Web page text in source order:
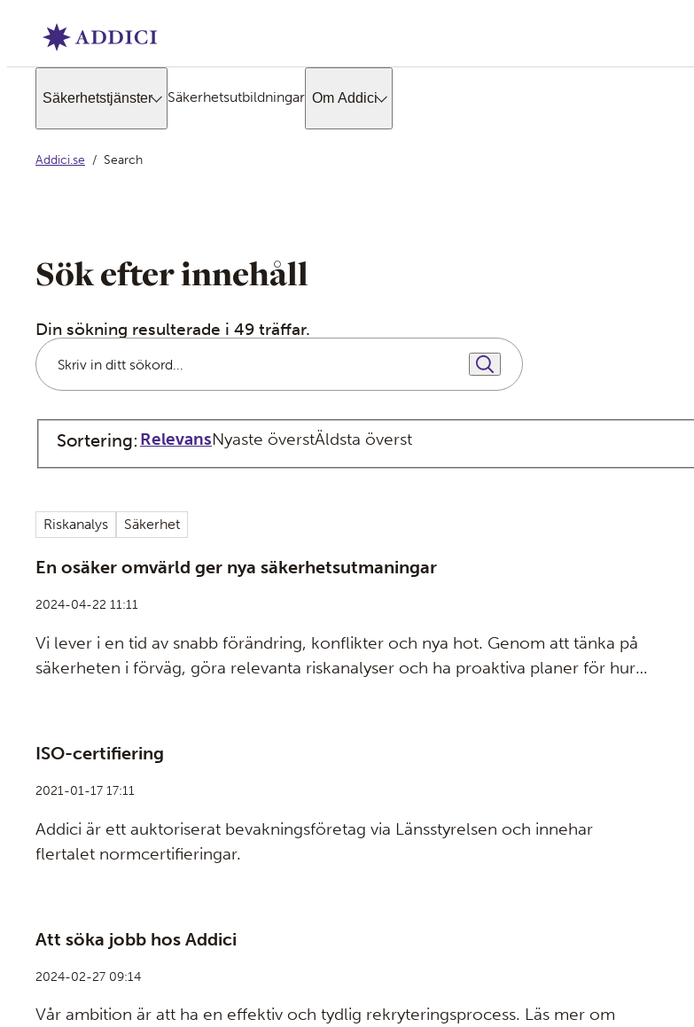
Säkerhetstjänster Säkerhetsutbildningar Om Addici
Addici.se Search
Sök efter innehåll
Din sökning resulterade i 49 träffar.
Sortering RelevansNyaste överstÄldsta överst
En osäker omvärld ger nya säkerhetsutmaningar
2024-04-22 11:11
Vi lever i en tid av snabb förändring, konflikter och nya hot. Genom att tänka på
säkerheten i förväg, göra relevanta riskanalyser och ha proaktiva planer för hur
Riskanalys Säkerhet
ISO-certifiering
2021-01-17 17:11
Addici är ett auktoriserat bevakningsföretag via Länsstyrelsen och innehar
flertalet normcertifieringar.
Att söka jobb hos Addici
2024-02-27 09:14
Vår ambition är att ha en effektiv och tydlig rekryteringsprocess. Läs mer om